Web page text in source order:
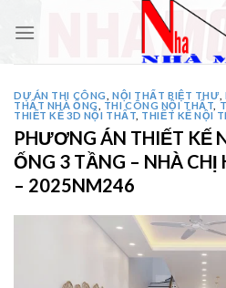
DỰ ÁN THI CÔNG NỘI THẤT BIỆT THƯ
THẤT NHÀ ỐNG
THI CÔNG NỘI THẤT
THIẾT KẾ 3D NỘI THẤT THIẾT KẾ NỘI
PHƯƠNG ÁN THIẾT KẾ
ỐNG 3 TẦNG – NHÀ CHỊ
– 2025NM246